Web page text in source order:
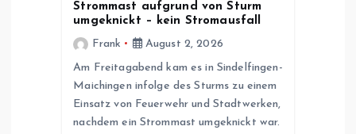
Strommast aufgrund von Sturm
umgeknickt – kein Stromausfall
Frank
August 2, 2026
Am Freitagabend kam es in Sindelfingen-
Maichingen infolge des Sturms zu einem
Einsatz von Feuerwehr und Stadtwerken,
nachdem ein Strommast umgeknickt war.